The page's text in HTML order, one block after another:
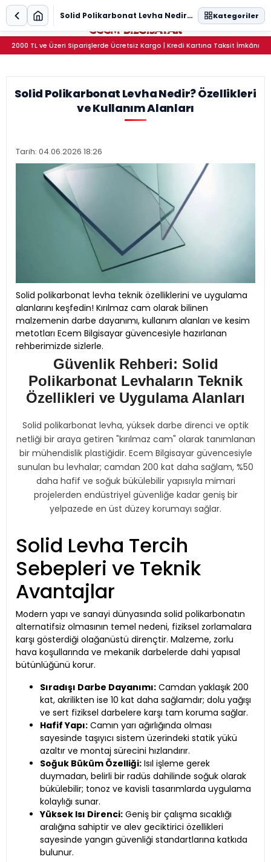
2000 TL ve Üzeri Siparişlerde Ücretsiz Kargo | Kredi Kartına Taksit İmkânı
0
Solid Polikarbonat Levha Nedir? Özellikleri
ve Kullanım Alanları
Tarih: 04.06.2026 18:26
Solid polikarbonat levha teknik özelliklerini ve uygulama
alanlarını keşfedin! Kırılmaz cam olarak bilinen
malzemenin darbe dayanımı, kullanım alanları ve kesim
metotları Ecem Bilgisayar güvencesiyle hazırlanan
rehberimizde sizlerle.
Güvenlik Rehberi: Solid
Polikarbonat Levhaların Teknik
Özellikleri ve Uygulama Alanları
Solid polikarbonat levha, yüksek darbe direnci ve optik
netliği bir araya getiren "kırılmaz cam" olarak tanımlanan
bir mühendislik plastiğidir. Ecem Bilgisayar güvencesiyle
sunulan bu levhalar; camdan 200 kat daha sağlam, %50
daha hafif ve soğuk bükülebilir yapısıyla mimari
projelerden endüstriyel güvenliğe kadar geniş bir
yelpazede en üst düzey korumayı sağlar.
Solid Levha Tercih
Sebepleri ve Teknik
Avantajlar
Modern yapı ve sanayi dünyasında solid polikarbonatın
alternatifsiz olmasının temel nedeni, fiziksel zorlamalara
karşı gösterdiği olağanüstü dirençtir. Malzeme, zorlu
hava koşullarında ve mekanik darbelerde dahi yapısal
bütünlüğünü korur.
Sıradışı Darbe Dayanımı: Camdan yaklaşık 200
kat, akrilikten ise 10 kat daha sağlamdır; dolu yağışı
ve sert fiziksel darbelere karşı tam koruma sağlar.
Hafif Yapı: Camın yarı ağırlığında olması
sayesinde taşıyıcı sistem üzerindeki statik yükü
azaltır ve montaj sürecini hızlandırır.
Soğuk Büküm Özelliği: Isıl işleme gerek
duymadan, belirli bir radüs dahilinde soğuk olarak
bükülebilir; tonoz ve kavisli tasarımlarda uygulama
kolaylığı sunar.
Yüksek Isı Direnci: Geniş bir çalışma sıcaklığı
aralığına sahiptir ve alev geciktirici özellikleri
sayesinde yangın güvenliği standartlarına katkıda
bulunur.
Solid Polikarbonat Levha Nedir? Özellikleri ve Kullanım Alanları Kategoriler